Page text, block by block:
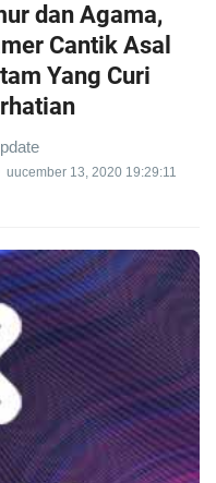
dan Agama,
Cantik Asal
Yang Curi
uucember 13, 2020 19:29:11